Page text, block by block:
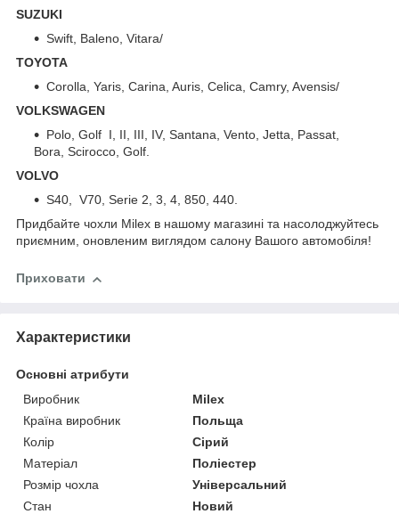
SUZUKI
Swift, Baleno, Vitara/
TOYOTA
Corolla, Yaris, Carina, Auris, Celica, Camry, Avensis/
VOLKSWAGEN
Polo, Golf I, II, III, IV, Santana, Vento, Jetta, Passat,
Bora, Scirocco, Golf.
VOLVO
S40, V70, Serie 2, 3, 4, 850, 440.
Придбайте чохли Milex в нашому магазині та насолоджуйтесь
приємним, оновленим виглядом салону Вашого автомобіля!
Приховати
Характеристики
Основні атрибути
Виробник
Milex
Країна виробник
Польща
Колір
Сірий
Матеріал
Поліестер
Розмір чохла
Універсальний
Стан
Новий